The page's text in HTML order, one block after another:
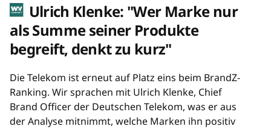
Ulrich Klenke: "Wer Marke nur
als Summe seiner Produkte
begreift, denkt zu kurz"
Die Telekom ist erneut auf Platz eins beim BrandZ-
Ranking. Wir sprachen mit Ulrich Klenke, Chief
Brand Officer der Deutschen Telekom, was er aus
der Analyse mitnimmt, welche Marken ihn positiv